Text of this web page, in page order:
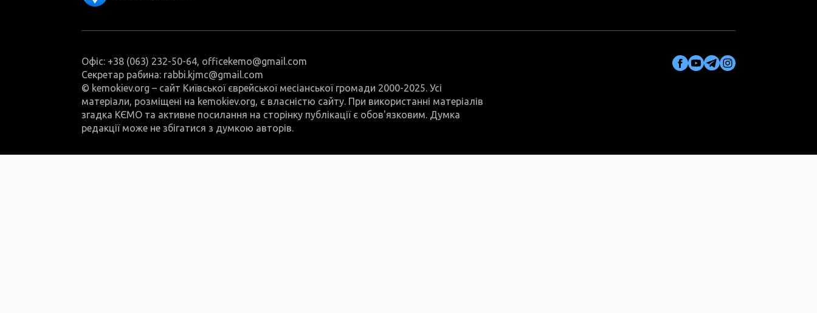
Офіс: +38 (063) 232-50-64, officekemo@gmail.com
Секретар рабина: rabbi.kjmc@gmail.com
© kemokiev.org – сайт Київської єврейської месіанської громади 2000-2025. Усі
матеріали, розміщені на kemokiev.org, є власністю сайту. При використанні матеріалів
згадка КЄМО та активне посилання на сторінку публікації є обов'язковим. Думка
редакції може не збігатися з думкою авторів.